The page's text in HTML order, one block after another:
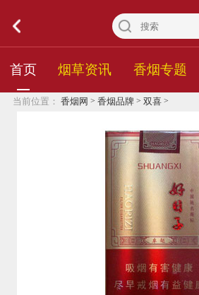
首页 烟草资讯 香烟专题
当前位置： 香烟网 > 香烟品牌 > 双喜>